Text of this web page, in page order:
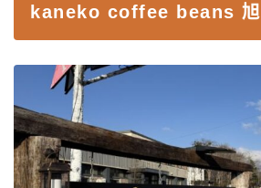
kaneko coffee beans 旭